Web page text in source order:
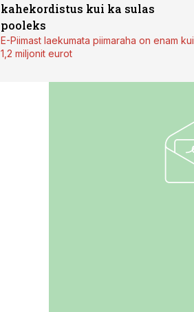
kahekordistus kui ka sulas
pooleks
E-Piimast laekumata piimaraha on enam kui
1,2 miljonit eurot